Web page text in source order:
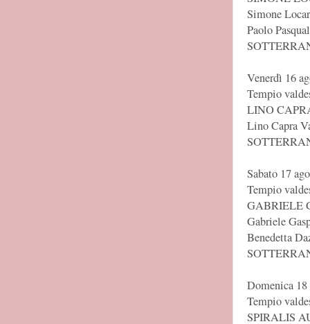
Simone
Paolo
Venerdì 16
Tempio
LINO
Lino Capra
Sabato 17
Tempio
GABRIELE
Gabriele
Benedetta
Domenica 18
Tempio
SPIRALIS